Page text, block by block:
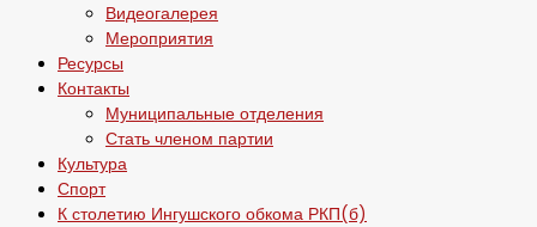
Видеогалерея
Мероприятия
Ресурсы
Контакты
Муниципальные отделения
Стать членом партии
Культура
Спорт
К столетию Ингушского обкома РКП(б)